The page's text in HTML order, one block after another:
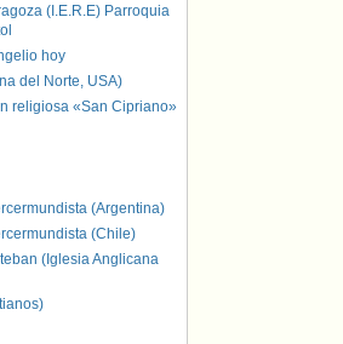
(I.E.R.E) Parroquia
hoy
del Norte, USA)
religiosa «San Cipriano»
(Argentina)
(Chile)
(Iglesia Anglicana